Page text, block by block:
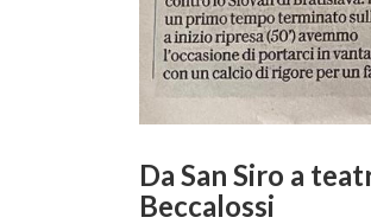
Da San Siro a
Beccalossi